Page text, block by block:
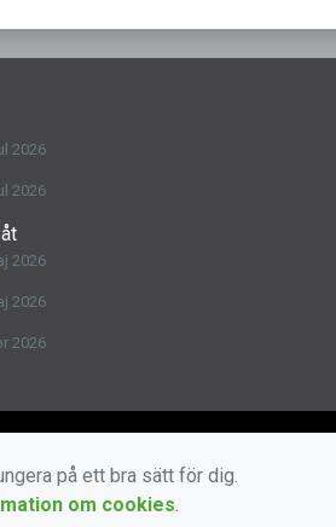
2026
2026
2026
2026
2026
på ett bra sätt för dig.
om cookies.